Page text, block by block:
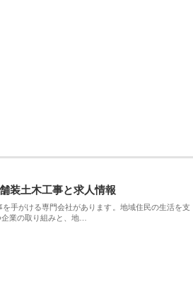
装土木工事と求人情報
手がける専門会社があります。地域住民の生活を支
業の取り組みと、地…